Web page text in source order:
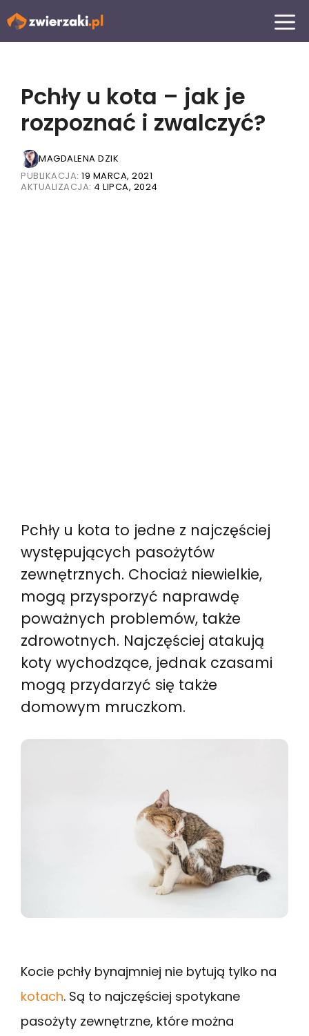
Przejdź
MENU
Pchły u kota – jak je
rozpoznać i zwalczyć?
MAGDALENA DZIK
PUBLIKACJA: 19 MARCA, 2021
AKTUALIZACJA: 4 LIPCA, 2024
Pchły u kota to jedne z najczęściej
występujących pasożytów
zewnętrznych. Chociaż niewielkie,
mogą przysporzyć naprawdę
poważnych problemów, także
zdrowotnych. Najczęściej atakują
koty wychodzące, jednak czasami
mogą przydarzyć się także
domowym mruczkom.
Kocie pchły bynajmniej nie bytują tylko na
kotach. Są to najczęściej spotykane
pasożyty zewnętrzne, które można